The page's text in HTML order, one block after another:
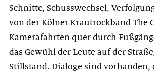
Schnitte, Schusswechsel,
von der Kölner Krautrockband The
Kamerafahrten quer durch
das Gewühl der Leute auf der
Stillstand. Dialoge sind vorhanden,